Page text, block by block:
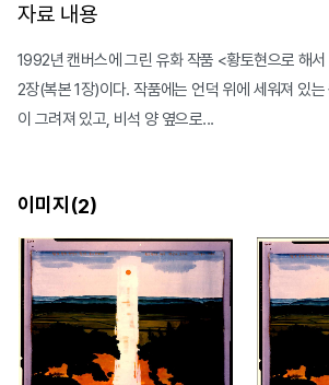
자료 내용
1992년 캔버스에 그린 유화 작품 <황토현으로 해
2장(복본 1장)이다. 작품에는 언덕 위에 세워져 있
이 그려져 있고, 비석 양 옆으로...
이미지(2)